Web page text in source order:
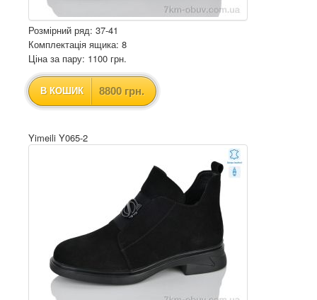
Розмірний ряд: 37-41
Комплектація ящика: 8
Ціна за пару: 1100 грн.
В КОШИК 8800 грн.
Yimeili Y065-2